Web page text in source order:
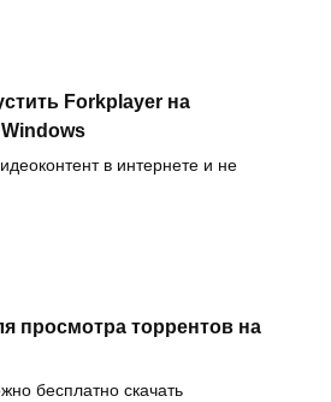
Forkplayer на
в интернете и не
просмотра торрентов на
бесплатно скачать